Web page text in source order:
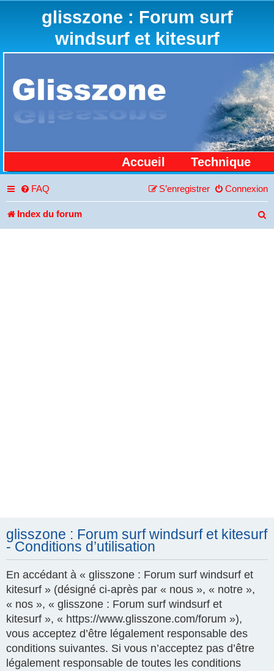
glisszone : Forum surf
windsurf et kitesurf
Accueil Technique
FAQ Connexion
S’enregistrer
Index du forum
glisszone : Forum surf windsurf et kitesurf
- Conditions d’utilisation
En accédant à « glisszone : Forum surf windsurf et
kitesurf » (désigné ci-après par « nous », « notre »,
« nos », « glisszone : Forum surf windsurf et
kitesurf », « https://www.glisszone.com/forum »),
vous acceptez d’être légalement responsable des
conditions suivantes. Si vous n’acceptez pas d’être
légalement responsable de toutes les conditions